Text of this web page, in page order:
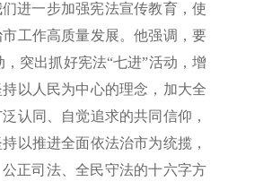
进一步加强宪法宣传教育，使
工作高质量发展。他强调，要
突出抓好宪法“七进”活动，增
以人民为中心的理念，加大全
认同、自觉追求的共同信仰，
以推进全面依法治市为统揽，
正司法、全民守法的十六字方